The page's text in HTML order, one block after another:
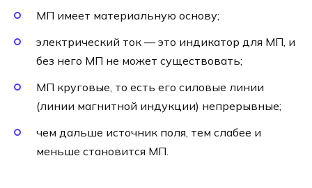
МП имеет материальную основу;
электрический ток — это индикатор для МП, и
без него МП не может существовать;
МП круговые, то есть его силовые линии
(линии магнитной индукции) непрерывные;
чем дальше источник поля, тем слабее и
меньше становится МП.